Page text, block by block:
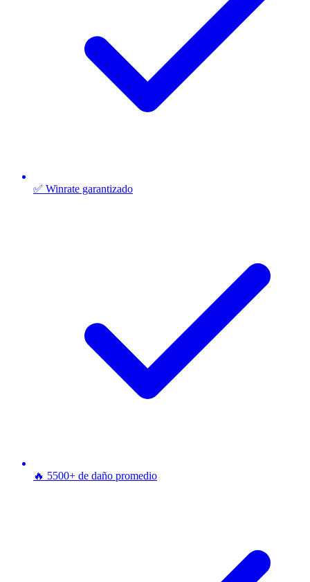
✅ Winrate garantizado
🔥 5500+ de daño promedio